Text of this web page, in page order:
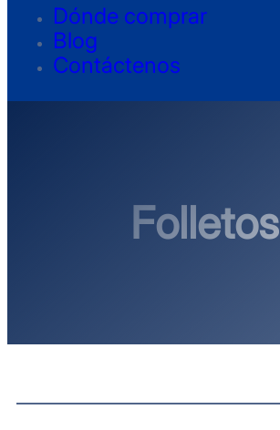
Dónde comprar
Blog
Contáctenos
Folletos